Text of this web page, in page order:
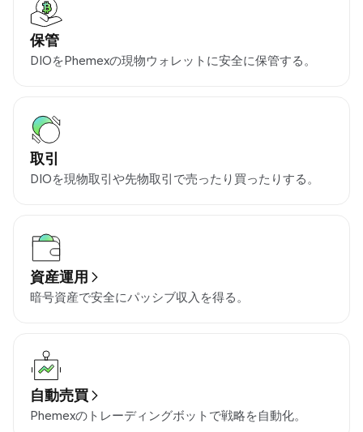
保管
DIOをPhemexの現物ウォレットに安全に保管する。
取引
DIOを現物取引や先物取引で売ったり買ったりする。
資産運用
暗号資産で安全にパッシブ収入を得る。
自動売買
Phemexのトレーディングボットで戦略を自動化。